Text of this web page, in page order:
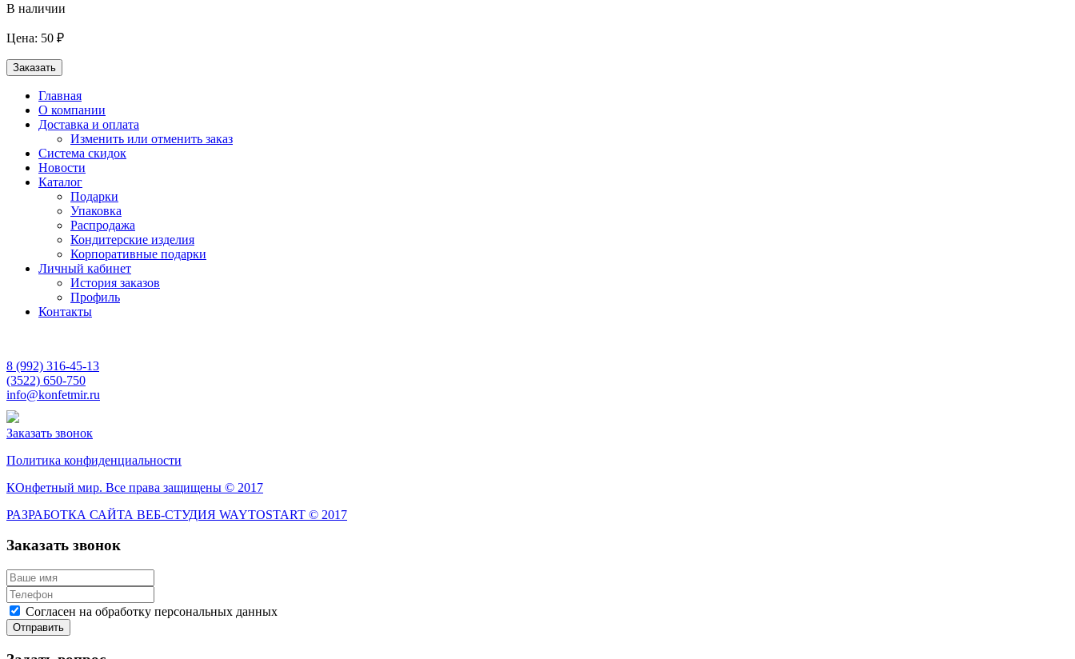
В наличии
Цена: 50 ₽
Заказать
Главная
О компании
Доставка и оплата
Изменить или отменить заказ
Система скидок
Новости
Каталог
Подарки
Упаковка
Распродажа
Кондитерские изделия
Корпоративные подарки
Личный кабинет
История заказов
Профиль
Контакты
8 (992) 316-45-13
(3522) 650-750
info@konfetmir.ru
Заказать звонок
Политика конфиденциальности
КОнфетный мир. Все права защищены © 2017
РАЗРАБОТКА САЙТА ВЕБ-СТУДИЯ WAYTOSTART © 2017
Заказать звонок
Согласен на обработку персональных данных